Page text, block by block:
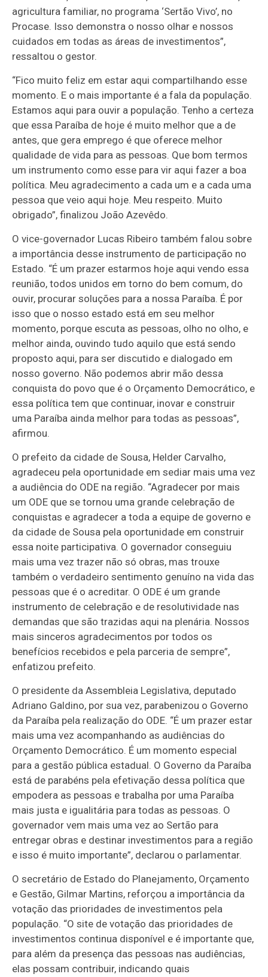
agricultura familiar, no programa ‘Sertão Vivo’, no
Procase. Isso demonstra o nosso olhar e nossos
cuidados em todas as áreas de investimentos”,
ressaltou o gestor.
“Fico muito feliz em estar aqui compartilhando esse
momento. E o mais importante é a fala da população.
Estamos aqui para ouvir a população. Tenho a certeza
que essa Paraíba de hoje é muito melhor que a de
antes, que gera emprego é que oferece melhor
qualidade de vida para as pessoas. Que bom termos
um instrumento como esse para vir aqui fazer a boa
política. Meu agradecimento a cada um e a cada uma
pessoa que veio aqui hoje. Meu respeito. Muito
obrigado”, finalizou João Azevêdo.
O vice-governador Lucas Ribeiro também falou sobre
a importância desse instrumento de participação no
Estado. “É um prazer estarmos hoje aqui vendo essa
reunião, todos unidos em torno do bem comum, do
ouvir, procurar soluções para a nossa Paraíba. É por
isso que o nosso estado está em seu melhor
momento, porque escuta as pessoas, olho no olho, e
melhor ainda, ouvindo tudo aquilo que está sendo
proposto aqui, para ser discutido e dialogado em
nosso governo. Não podemos abrir mão dessa
conquista do povo que é o Orçamento Democrático, e
essa política tem que continuar, inovar e construir
uma Paraíba ainda melhor para todas as pessoas”,
afirmou.
O prefeito da cidade de Sousa, Helder Carvalho,
agradeceu pela oportunidade em sediar mais uma vez
a audiência do ODE na região. “Agradecer por mais
um ODE que se tornou uma grande celebração de
conquistas e agradecer a toda a equipe de governo e
da cidade de Sousa pela oportunidade em construir
essa noite participativa. O governador conseguiu
mais uma vez trazer não só obras, mas trouxe
também o verdadeiro sentimento genuíno na vida das
pessoas que é o acreditar. O ODE é um grande
instrumento de celebração e de resolutividade nas
demandas que são trazidas aqui na plenária. Nossos
mais sinceros agradecimentos por todos os
benefícios recebidos e pela parceria de sempre”,
enfatizou prefeito.
O presidente da Assembleia Legislativa, deputado
Adriano Galdino, por sua vez, parabenizou o Governo
da Paraíba pela realização do ODE. “É um prazer estar
mais uma vez acompanhando as audiências do
Orçamento Democrático. É um momento especial
para a gestão pública estadual. O Governo da Paraíba
está de parabéns pela efetivação dessa política que
empodera as pessoas e trabalha por uma Paraíba
mais justa e igualitária para todas as pessoas. O
governador vem mais uma vez ao Sertão para
entregar obras e destinar investimentos para a região
e isso é muito importante”, declarou o parlamentar.
O secretário de Estado do Planejamento, Orçamento
e Gestão, Gilmar Martins, reforçou a importância da
votação das prioridades de investimentos pela
população. “O site de votação das prioridades de
investimentos continua disponível e é importante que,
para além da presença das pessoas nas audiências,
elas possam contribuir, indicando quais